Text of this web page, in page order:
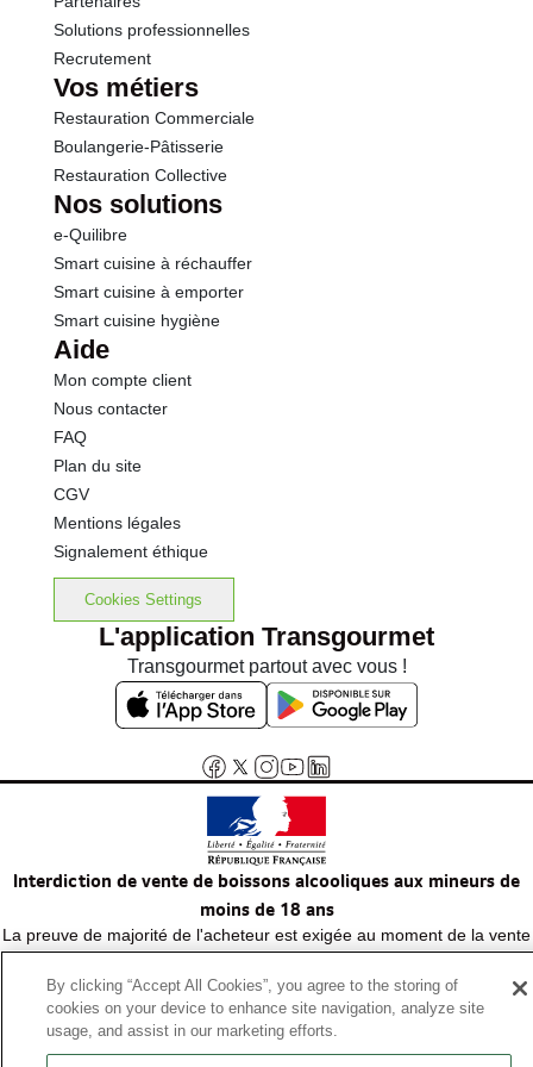
Solutions professionnelles
Recrutement
Vos métiers
Restauration Commerciale
Boulangerie-Pâtisserie
Restauration Collective
Nos solutions
e-Quilibre
Smart cuisine à réchauffer
Smart cuisine à emporter
Smart cuisine hygiène
Aide
Mon compte client
Nous contacter
FAQ
Plan du site
CGV
Mentions légales
Signalement éthique
Cookies Settings
L'application Transgourmet
Transgourmet partout avec vous !
Interdiction de vente de boissons alcooliques aux mineurs de
moins de 18 ans
La preuve de majorité de l'acheteur est exigée au moment de la vente
Code de la santé publique, Aar.l.3342-1 et l.3353-3
© Tous droits réservés
By clicking “Accept All Cookies”, you agree to the storing of
cookies on your device to enhance site navigation, analyze site
usage, and assist in our marketing efforts.